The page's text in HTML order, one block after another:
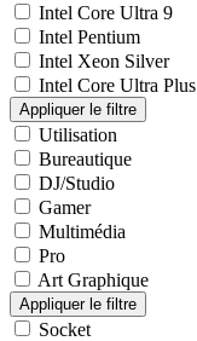
Intel Core Ultra 9
Intel Pentium
Intel Xeon Silver
Intel Core Ultra Plus
Utilisation
Bureautique
DJ/Studio
Gamer
Multimédia
Pro
Art Graphique
Socket